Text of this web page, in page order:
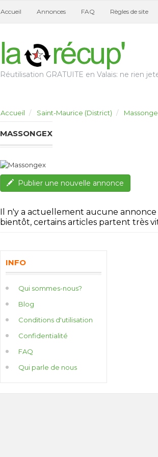
Accueil Annonces FAQ Règles de site
Réutilisation GRATUITE en Valais: ne rien
Accueil Saint-Maurice (District)
MASSONGEX
Publier une nouvelle annonce
Il n'y a actuellement aucune
bientôt, certains articles partent très
INFO
Qui sommes-nous?
Blog
Conditions d'utilisation
Confidentialité
FAQ
Qui parle de nous